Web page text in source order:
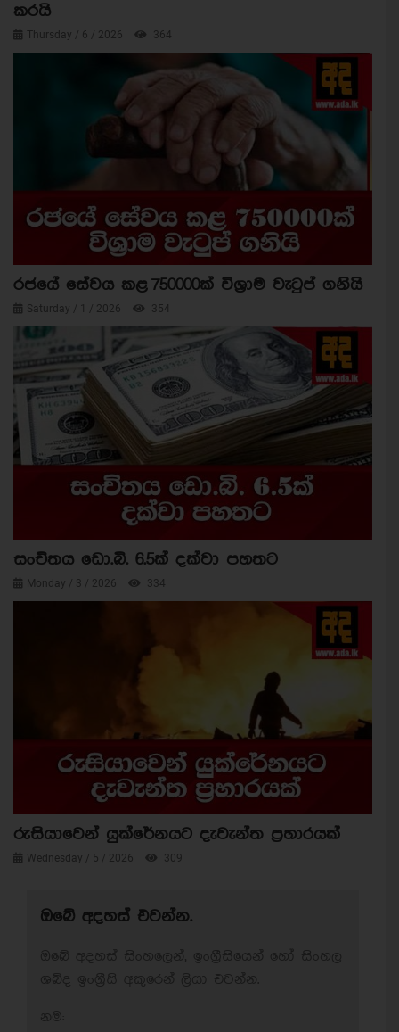
කරයි
Thursday / 6 / 2026 364
රජයේ සේවය කළ 750000ක් විශ්‍රාම වැටුප් ගනියි
Saturday / 1 / 2026 354
සංචිතය ඩො.බි. 6.5ක් දක්වා පහතට
Monday / 3 / 2026 334
රුසියාවෙන් යුක්රේනයට දැවැන්ත ප්‍රහාරයක්
Wednesday / 5 / 2026 309
ඔබේ අදහස් එවන්න.